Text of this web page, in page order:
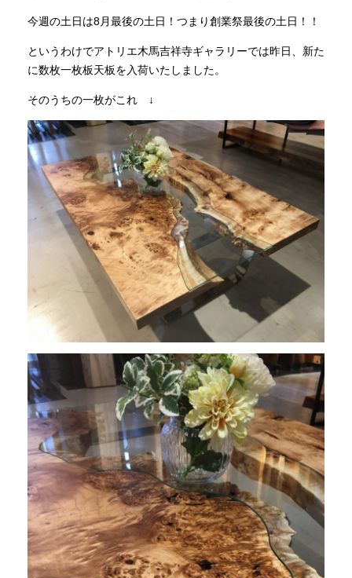
今週の土日は8月最後の土日！つまり創業祭最後の土日！！
というわけでアトリエ木馬吉祥寺ギャラリーでは昨日、新た
に数枚一枚板天板を入荷いたしました。
そのうちの一枚がこれ ↓